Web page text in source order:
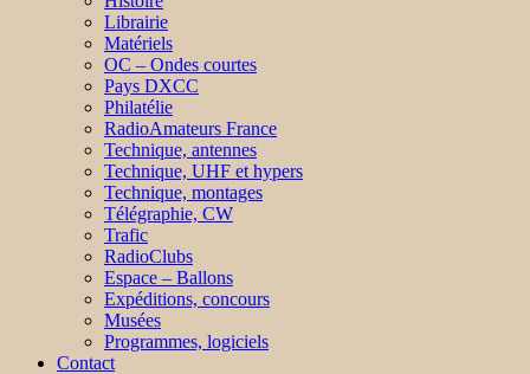
Librairie
Matériels
OC – Ondes courtes
Pays DXCC
Philatélie
RadioAmateurs France
Technique, antennes
Technique, UHF et hypers
Technique, montages
Télégraphie, CW
Trafic
RadioClubs
Espace – Ballons
Expéditions, concours
Musées
Programmes, logiciels
Contact